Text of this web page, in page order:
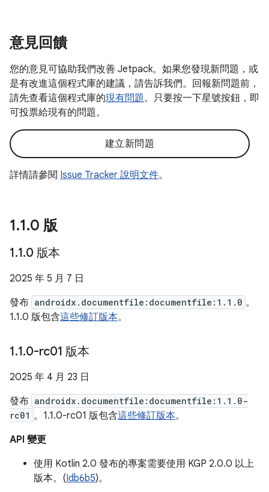
意見回饋
您的意見可協助我們改善 Jetpack。如果您發現新問題，或
是有改進這個程式庫的建議，請告訴我們。回報新問題前，
請先查看這個程式庫的現有問題。只要按一下星號按鈕，即
可投票給現有的問題。
建立新問題
詳情請參閱 Issue Tracker 說明文件。
1.1.0 版
1.1.0 版本
2025 年 5 月 7 日
發布 androidx.documentfile:documentfile:1.1.0 。
1.1.0 版包含這些修訂版本。
1.1.0-rc01 版本
2025 年 4 月 23 日
發布 androidx.documentfile:documentfile:1.1.0-
rc01 。1.1.0-rc01 版包含這些修訂版本。
API 變更
使用 Kotlin 2.0 發布的專案需要使用 KGP 2.0.0 以上
版本。(Idb6b5)。